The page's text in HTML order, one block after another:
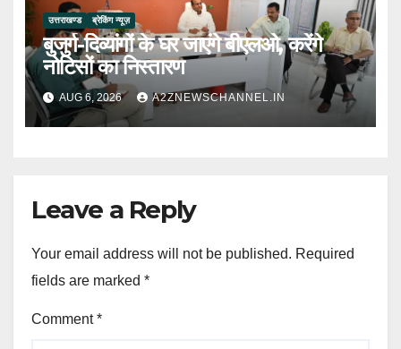
उत्तराखण्ड ब्रेकिंग न्यूज़
बुजुर्ग-दिव्यांगों के घर जाएंगे बीएलओ, करेंगे
नोटिसों का निस्तारण
AUG 6, 2026 A2ZNEWSCHANNEL.IN
Leave a Reply
Your email address will not be published. Required
fields are marked *
Comment*